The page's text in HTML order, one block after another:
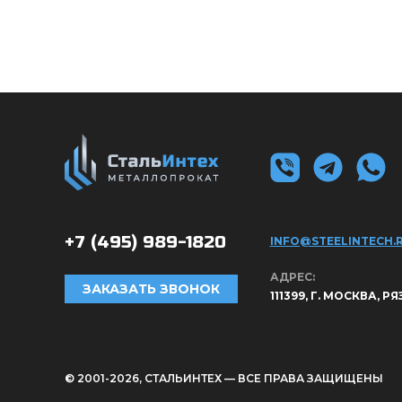
+7 (495) 989-1820
ЗАКАЗАТЬ ЗВОНОК
АДРЕС:
111399, Г. МОСКВА,
© 2001-2026, СТАЛЬИНТЕХ — ВСЕ ПРАВА ЗАЩИЩЕНЫ